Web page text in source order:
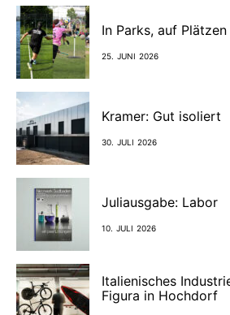
In Parks, auf
25. JUNI 2026
Kramer: Gut isoliert
30. JULI 2026
Juliausgabe: Labor
10. JULI 2026
Italienisches
Figura in Hochdorf